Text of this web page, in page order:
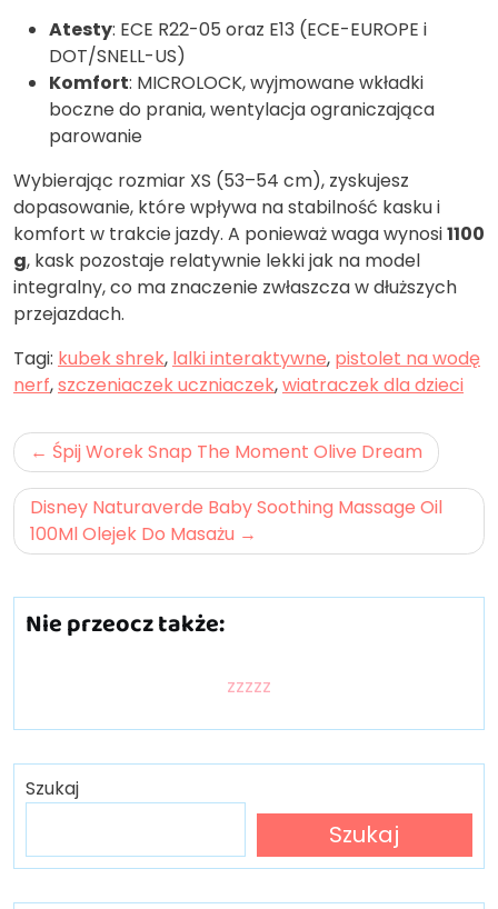
Atesty: ECE R22-05 oraz E13 (ECE-EUROPE i
DOT/SNELL-US)
Komfort: MICROLOCK, wyjmowane wkładki
boczne do prania, wentylacja ograniczająca
parowanie
Wybierając rozmiar XS (53–54 cm), zyskujesz
dopasowanie, które wpływa na stabilność kasku i
komfort w trakcie jazdy. A ponieważ waga wynosi1100
g, kask pozostaje relatywnie lekki jak na model
integralny, co ma znaczenie zwłaszcza w dłuższych
przejazdach.
Tagi: kubek shrek, lalki interaktywne, pistolet na wodę
nerf,szczeniaczek uczniaczek,wiatraczek dla dzieci
Nawigacja
wpisu
Śpij Worek Snap The Moment Olive Dream
Disney Naturaverde Baby Soothing Massage Oil
100Ml Olejek Do Masażu
Nie przeocz także:
zzzzz
Szukaj
Szukaj